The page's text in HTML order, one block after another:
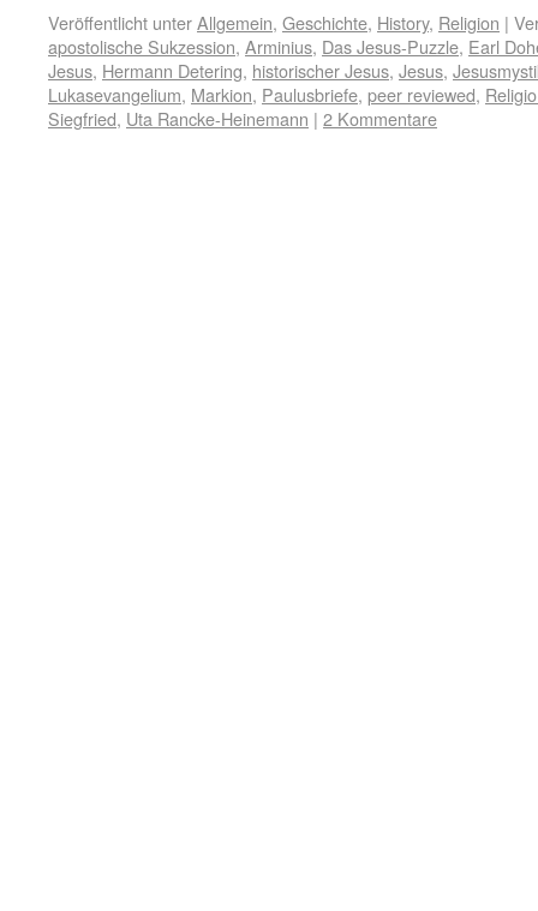
Veröffentlicht unterAllgemein, Geschichte, History, Religion |
apostolische Sukzession, Arminius, Das Jesus-Puzzle, Earl
Jesus, Hermann Detering, historischer Jesus, Jesus,
Lukasevangelium, Markion, Paulusbriefe, peer reviewed,
Siegfried, Uta Rancke-Heinemann | 2 Kommentare